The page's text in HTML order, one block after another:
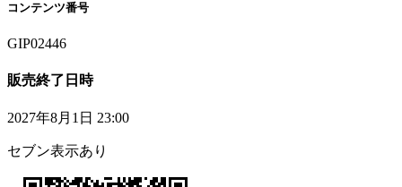
コンテンツ番号
GIP02446
販売終了日時
2027年8月1日 23:00
セブン表示あり